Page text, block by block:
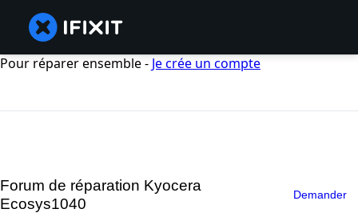
Pour réparer ensemble - Je crée un compte
Forum de réparation Kyocera
Ecosys1040
Demander